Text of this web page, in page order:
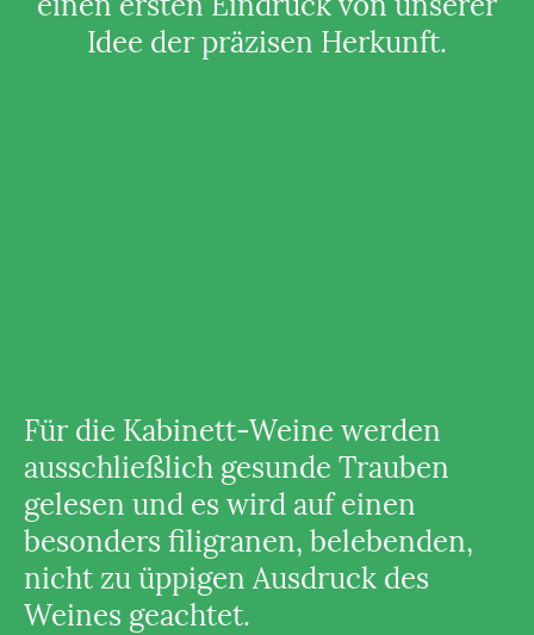
Idee der präzisen Herkunft.
Für die Kabinett-Weine werden
ausschließlich gesunde Trauben
gelesen und es wird auf einen
besonders filigranen, belebenden,
nicht zu üppigen Ausdruck des
Weines geachtet.